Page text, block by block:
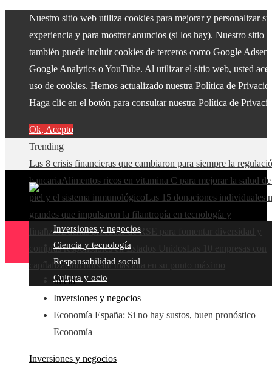
Nuestro sitio web utiliza cookies para mejorar y personalizar su
experiencia y para mostrar anuncios (si los hay). Nuestro sitio
también puede incluir cookies de terceros como Google
Google Analytics o YouTube. Al utilizar el sitio web, usted
uso de cookies. Hemos actualizado nuestra Política de
Haga clic en el botón para consultar nuestra Política de
Ok, Acepto
Trending
Las 8 crisis financieras que cambiaron para siempre la
bancariaAlimentos ricos en vitamina C para mejorar la salud
piel y el sistema inmunológicoLas 15 donaciones individuales
grandes que impulsaron la filantropía en tecnología y
finanzasBuenas prácticas de RSE para fomentar diversidad y
compras responsables en Estados Unidos
capitalización bursátil más alta en su punto máximo
Inversiones y negocios
Ciencia y tecnología
Responsabilidad social
Cultura y ocio
Inicio
Inversiones y negocios
Economía España: Si no hay sustos, buen pronóstico |
Economía
Inversiones y negocios